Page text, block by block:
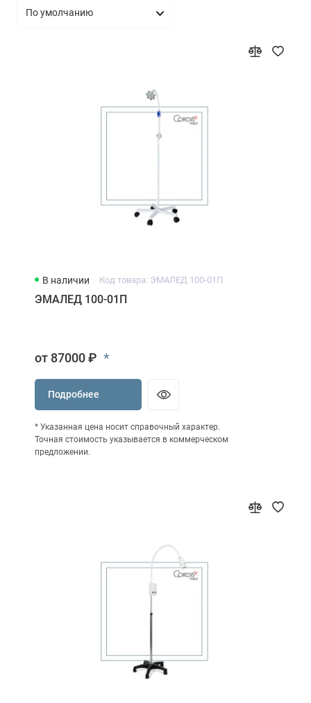
В наличии Код товара: ЭМАЛЕД 100-01П
ЭМАЛЕД 100-01П
от 87000 ₽ *
Подробнее
* Указанная цена носит справочный характер.
Точная стоимость указывается в коммерческом
предложении.